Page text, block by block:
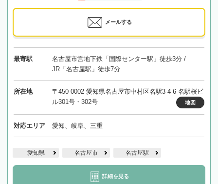
メールする
最寄駅
名古屋市営地下鉄「国際センター駅」徒歩3分 /
JR「名古屋駅」徒歩7分
所在地
〒450-0002 愛知県名古屋市中村区名駅3-4-6 名駅桜ビ
ル301号・302号
地図
対応エリア 愛知、岐阜、三重
愛知県 名古屋市 名古屋駅
詳細を見る